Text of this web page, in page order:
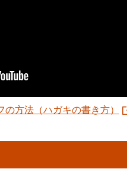
の方法（ハガキの書き方）